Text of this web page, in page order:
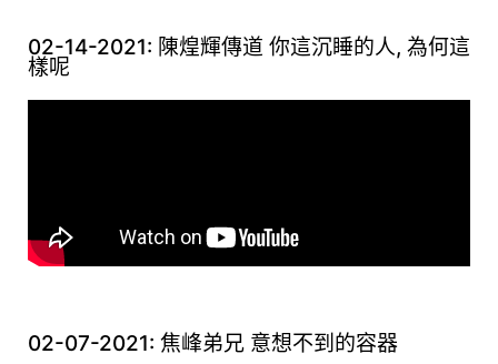
02-14-2021: 陳煌輝傳道 你這沉睡的人, 為何這
樣呢
02-07-2021: 焦峰弟兄 意想不到的容器